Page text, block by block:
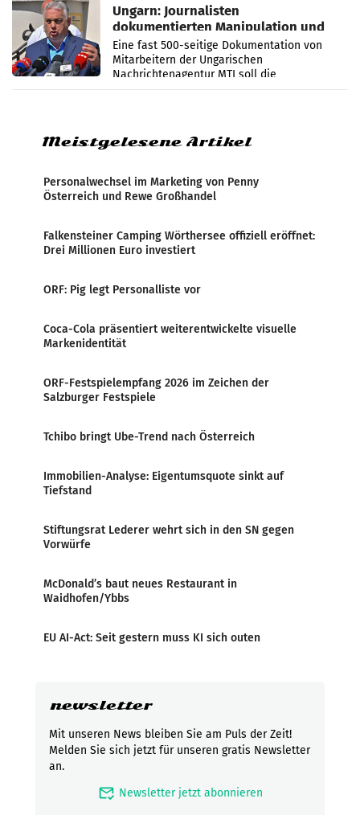
Ungarn: Journalisten
dokumentierten Manipulation und
Zensur
Eine fast 500-seitige Dokumentation von
Mitarbeitern der Ungarischen
Nachrichtenagentur MTI soll die
systematische Nachrichten-Manipulation und
Meistgelesene Artikel
Personalwechsel im Marketing von Penny
Österreich und Rewe Großhandel
Falkensteiner Camping Wörthersee offiziell eröffnet:
Drei Millionen Euro investiert
ORF: Pig legt Personalliste vor
Coca-Cola präsentiert weiterentwickelte visuelle
Markenidentität
ORF-Festspielempfang 2026 im Zeichen der
Salzburger Festspiele
Tchibo bringt Ube-Trend nach Österreich
Immobilien-Analyse: Eigentumsquote sinkt auf
Tiefstand
Stiftungsrat Lederer wehrt sich in den SN gegen
Vorwürfe
McDonald’s baut neues Restaurant in
Waidhofen/Ybbs
EU AI-Act: Seit gestern muss KI sich outen
newsletter
Mit unseren News bleiben Sie am Puls der Zeit!
Melden Sie sich jetzt für unseren gratis Newsletter
an.
mark_email_read Newsletter jetzt abonnieren